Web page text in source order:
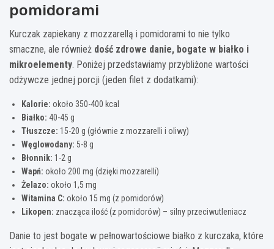
pomidorami
Kurczak zapiekany z mozzarellą i pomidorami to nie tylko
smaczne, ale również dość zdrowe danie, bogate w białko i
mikroelementy. Poniżej przedstawiamy przybliżone wartości
odżywcze jednej porcji (jeden filet z dodatkami):
Kalorie: około 350-400 kcal
Białko: 40-45 g
Tłuszcze: 15-20 g (głównie z mozzarelli i oliwy)
Węglowodany: 5-8 g
Błonnik: 1-2 g
Wapń: około 200 mg (dzięki mozzarelli)
Żelazo: około 1,5 mg
Witamina C: około 15 mg (z pomidorów)
Likopen: znacząca ilość (z pomidorów) – silny przeciwutleniacz
Danie to jest bogate w pełnowartościowe białko z kurczaka, które